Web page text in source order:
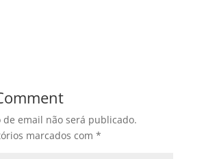
de email não será publicado.
marcados com *